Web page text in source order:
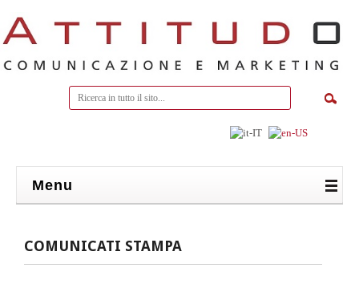
Menu
COMUNICATI STAMPA